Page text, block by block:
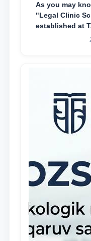
As you may
"Legal Clinic
established at
of Law to